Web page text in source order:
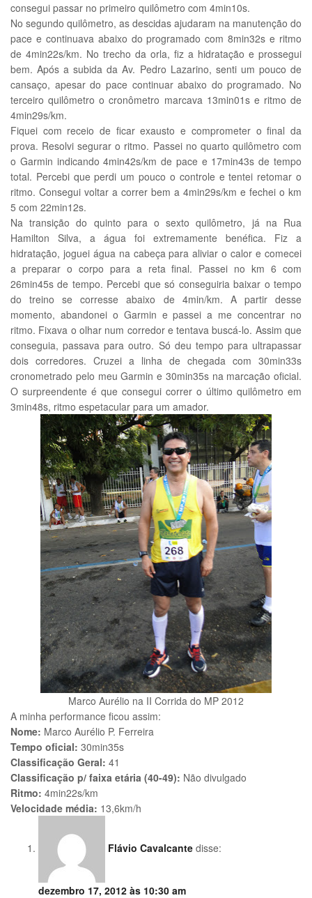
consegui passar no primeiro quilômetro com 4min10s.
No segundo quilômetro, as descidas ajudaram na manutenção do
pace e continuava abaixo do programado com 8min32s e ritmo
de 4min22s/km. No trecho da orla, fiz a hidratação e prossegui
bem. Após a subida da Av. Pedro Lazarino, senti um pouco de
cansaço, apesar do pace continuar abaixo do programado. No
terceiro quilômetro o cronômetro marcava 13min01s e ritmo de
4min29s/km.
Fiquei com receio de ficar exausto e comprometer o final da
prova. Resolvi segurar o ritmo. Passei no quarto quilômetro com
o Garmin indicando 4min42s/km de pace e 17min43s de tempo
total. Percebi que perdi um pouco o controle e tentei retomar o
ritmo. Consegui voltar a correr bem a 4min29s/km e fechei o km
5 com 22min12s.
Na transição do quinto para o sexto quilômetro, já na Rua
Hamilton Silva, a água foi extremamente benéfica. Fiz a
hidratação, joguei água na cabeça para aliviar o calor e comecei
a preparar o corpo para a reta final. Passei no km 6 com
26min45s de tempo. Percebi que só conseguiria baixar o tempo
do treino se corresse abaixo de 4min/km. A partir desse
momento, abandonei o Garmin e passei a me concentrar no
ritmo. Fixava o olhar num corredor e tentava buscá-lo. Assim que
conseguia, passava para outro. Só deu tempo para ultrapassar
dois corredores. Cruzei a linha de chegada com 30min33s
cronometrado pelo meu Garmin e 30min35s na marcação oficial.
O surpreendente é que consegui correr o último quilômetro em
3min48s, ritmo espetacular para um amador.
Marco Aurélio na II Corrida do MP 2012
A minha performance ficou assim:
Nome: Marco Aurélio P. Ferreira
Tempo oficial: 30min35s
Classificação Geral: 41
Classificação p/ faixa etária (40-49): Não divulgado
Ritmo: 4min22s/km
Velocidade média: 13,6km/h
Flávio Cavalcante disse:
dezembro 17, 2012 às 10:30 am